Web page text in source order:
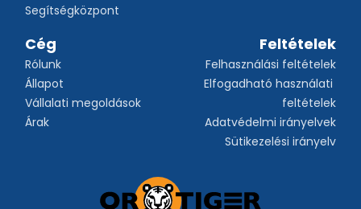
Segítségközpont
Cég
Rólunk
Állapot
Vállalati megoldások
Árak
Feltételek
Felhasználási feltételek
Elfogadható használati
feltételek
Adatvédelmi irányelvek
Sütikezelési irányelv